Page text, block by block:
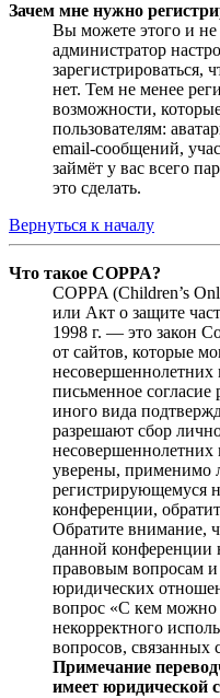
Зачем мне нужно
Вы можете этого и не
администратор
зарегистрироваться,
нет. Тем не менее
возможности,
пользователям:
email-сообщений,
займёт у вас всего
это сделать.
Вернуться к началу
Что такое COPPA?
COPPA (Children’s
или Акт о защите
1998 г. — это закон
от сайтов, которые
несовершеннолетних
письменное
иного вида
разрешают сбор
уверены, применимо
регистрирующемуся
конференции,
Обратите внимание,
данной конференции
правовым вопросам и
юридических
вопрос «С кем можно
некорректного
вопросов, связанных
Примечание
имеет юридической